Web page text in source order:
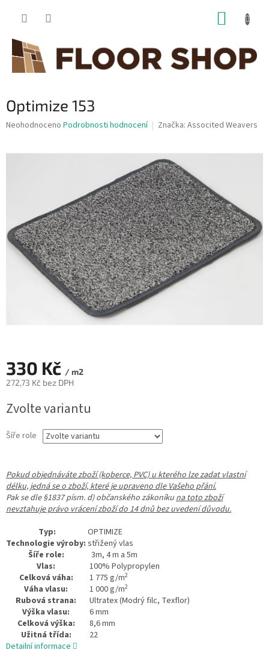
Optimize 153
Průměrné
Neohodnoceno Podrobnosti hodnocení Značka: Associted Weavers
330 Kč / m2
272,73 Kč bez DPH
cena:
Zvolte variantu
Šíře role
Pokud objednáváte zboží (koberce, PVC) u kterého lze zadat vlastní
délku, jedná se o zboží, které je upraveno dle Vašeho přání.
Pak se dle §1837 písm. d) občanského zákoníku na toto zboží
nevztahuje právo vrácení zboží do 14 dnů bez uvedení důvodu.
Typ:
OPTIMIZE
Technologie výroby: střižený vlas
Šíře role:
3m, 4 m a 5m
Vlas:
100% Polypropylen
Celková váha:
1 775 g/m2
Váha vlasu: 1 000 g/m2
Rubová strana:
Ultratex (Modrý filc, Texflor)
Výška vlasu:
6 mm
Celková výška:
8,6 mm
Užitná třída:
22
Detailní informace